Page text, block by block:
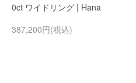
0ct ワイドリング | Hana
387,200円(税込)